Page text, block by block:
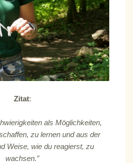
Zitat:
als Möglichkeiten,
zu lernen und aus der
Weise, wie du reagierst, zu
wachsen.”